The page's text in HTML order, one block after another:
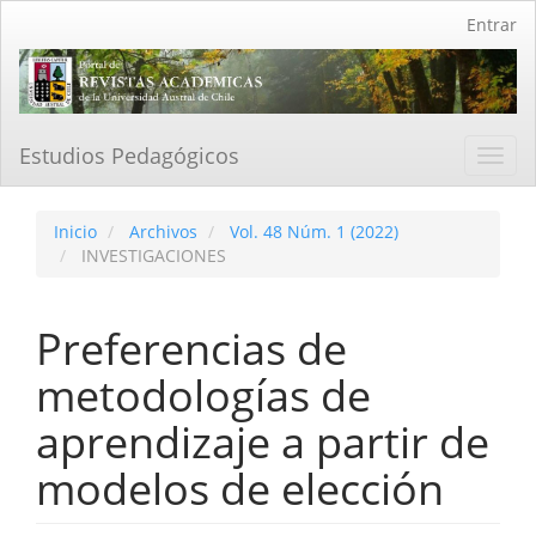
Contenido
principal
Barra
Entrar
Estudios Pedagógicos
Inicio Archivos
Vol. 48 Núm. 1 (2022)
INVESTIGACIONES
Preferencias de
metodologías de
aprendizaje a partir de
modelos de elección